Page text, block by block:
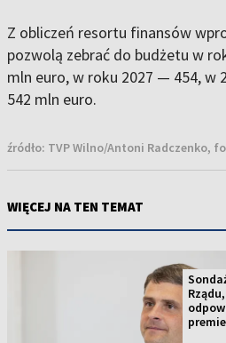
Z obliczeń resortu finansów
pozwolą zebrać do budżetu w
mln euro, w roku 2027 — 454, w
542 mln euro.
źródło: TVP Wilno/Antoni Radczenko,
WIĘCEJ NA TEN TEMAT